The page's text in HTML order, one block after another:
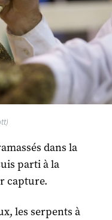
dans la
parti à la
capture.
les serpents à